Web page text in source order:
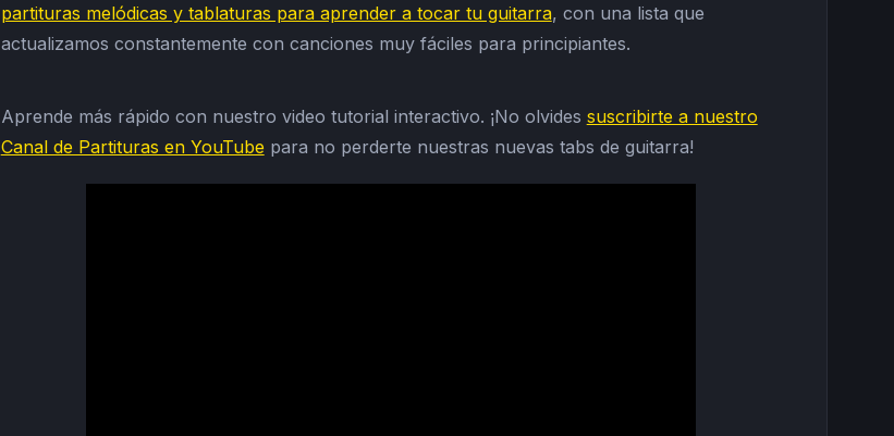
partituras melódicas y tablaturas para aprender a tocar tu guitarra, con una lista que
actualizamos constantemente con canciones muy fáciles para principiantes.
Aprende más rápido con nuestro video tutorial interactivo. ¡No olvides suscribirte a nuestro
Canal de Partituras en YouTube para no perderte nuestras nuevas tabs de guitarra!